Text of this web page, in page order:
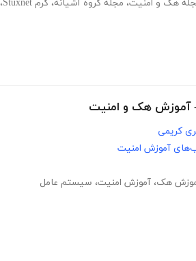
هک و امنیت، مجله گروه آشیانه، کرم Stuxnet ،
- آموزش هک و امنیت
کریمی
آموزش امنیت
هک، آموزش امنیت، سیستم عامل